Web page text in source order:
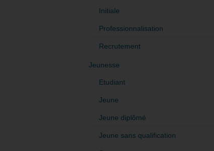
Initiale
Professionnalisation
Recrutement
Jeunesse
Etudiant
Jeune
Jeune diplômé
Jeune sans qualification